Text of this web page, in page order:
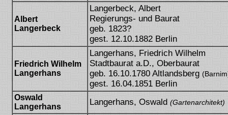
Albert
Langerbeck
Langerbeck, Albert
Regierungs- und Baurat
geb. 1823?
gest. 12.10.1882 Berlin
Friedrich Wilhelm
Langerhans
Langerhans, Friedrich Wilhelm
Stadtbaurat a.D., Oberbaurat
geb. 16.10.1780 Altlandsberg
gest. 16.04.1851 Berlin
Oswald
Langerhans
Langerhans, Oswald (Gartenarchitekt)